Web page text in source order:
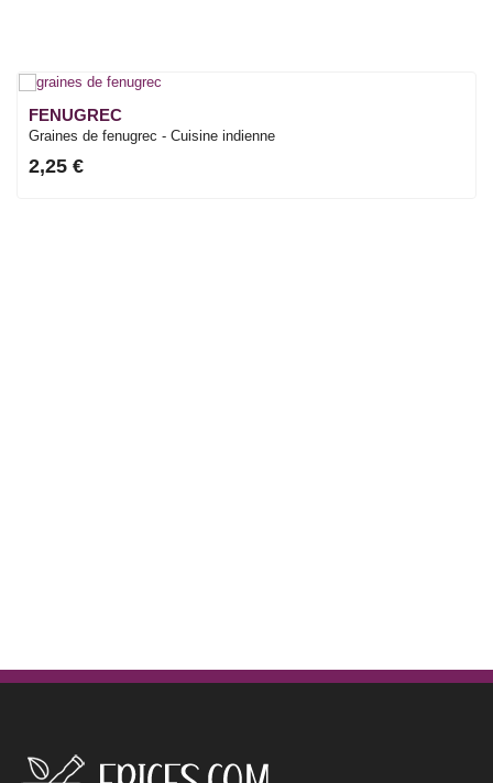
FENUGREC
Graines de fenugrec - Cuisine indienne
2,25 €